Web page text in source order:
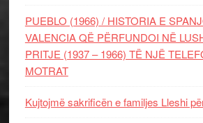
PUEBLO (1966) / HISTORIA E
VALENCIA QË PËRFUNDOI NË
PRITJE (1937 – 1966) TË NJË
MOTRAT
Kujtojmë sakrificën e familjes Lleshi